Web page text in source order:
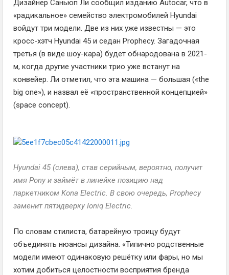
Дизайнер Саньюп Ли сообщил изданию Autocar, что в
«радикальное» семейство электромобилей Hyundai
войдут три модели. Две из них уже известны — это
кросс-хэтч Hyundai 45 и седан Prophecy. Загадочная
третья (в виде шоу-кара) будет обнародована в 2021-
м, когда другие участники трио уже встанут на
конвейер. Ли отметил, что эта машина — большая («the
big one»), и назвал её «пространственной концепцией»
(space concept).
Hyundai 45 (слева), став серийным, вероятно, получит
имя Pony и займёт в линейке позицию над
паркетником Kona Electric. В свою очередь, Prophecy
заменит пятидверку Ioniq Electric.
По словам стилиста, батарейную троицу будут
объединять нюансы дизайна. «Типично родственные
модели имеют одинаковую решётку или фары, но мы
хотим добиться целостности восприятия бренда